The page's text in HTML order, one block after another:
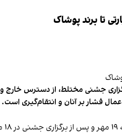
تا برند پوشاک
جشنی مختلط، از دسترس خارج و
فشار بر آنان و انتقام‌گیری است.